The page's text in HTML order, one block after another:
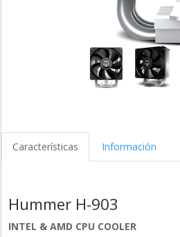
Características Información
Hummer H-903
INTEL & AMD CPU COOLER